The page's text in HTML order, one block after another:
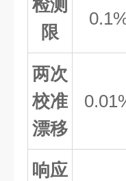
检测
限
两次
校准
漂移
响应